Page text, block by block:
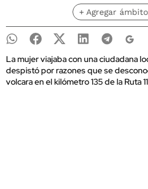
+ Agregar
La mujer viajaba con una ciudadana
despistó por razones que se
volcara en el kilómetro 135 de la Ruta